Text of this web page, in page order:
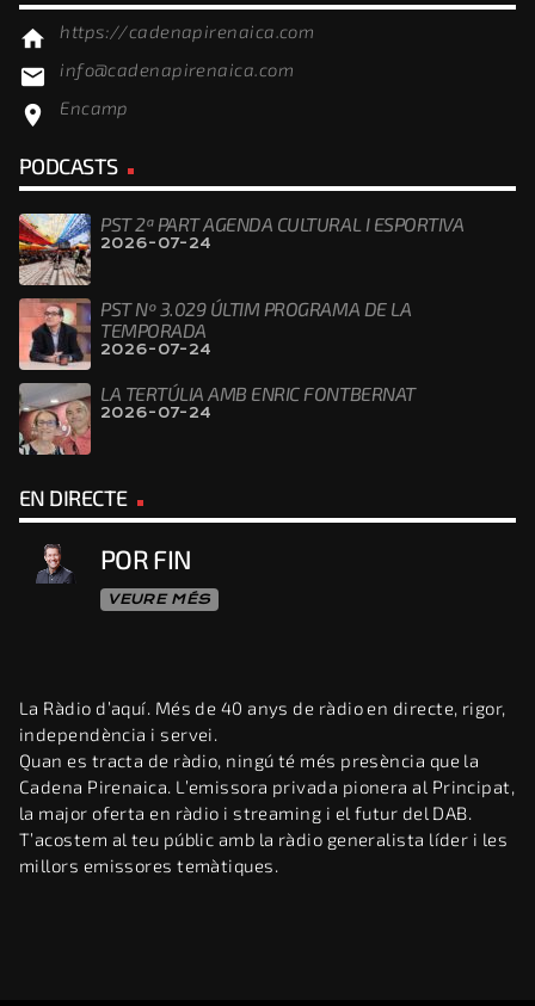
home https://cadenapirenaica.com
email info@cadenapirenaica.com
location_on Encamp
PODCASTS
PST 2ª PART AGENDA CULTURAL I ESPORTIVA
2026-07-24
PST Nº 3.029 ÚLTIM PROGRAMA DE LA
TEMPORADA
2026-07-24
LA TERTÚLIA AMB ENRIC FONTBERNAT
2026-07-24
EN DIRECTE
POR FIN
VEURE MÉS
La Ràdio d’aquí. Més de 40 anys de ràdio en directe, rigor,
independència i servei.
Quan es tracta de ràdio, ningú té més presència que la
Cadena Pirenaica. L’emissora privada pionera al Principat,
la major oferta en ràdio i streaming i el futur del DAB.
T’acostem al teu públic amb la ràdio generalista líder i les
millors emissores temàtiques.